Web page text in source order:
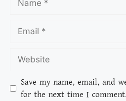
Save my name, email, and
for the next time I comment.